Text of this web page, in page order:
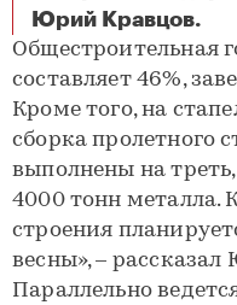
Юрий Кравцов.
Общестроительная
составляет 46%,
Кроме того, на
сборка пролетного
выполнены на
4000 тонн металла.
строения
весны», –
Параллельно